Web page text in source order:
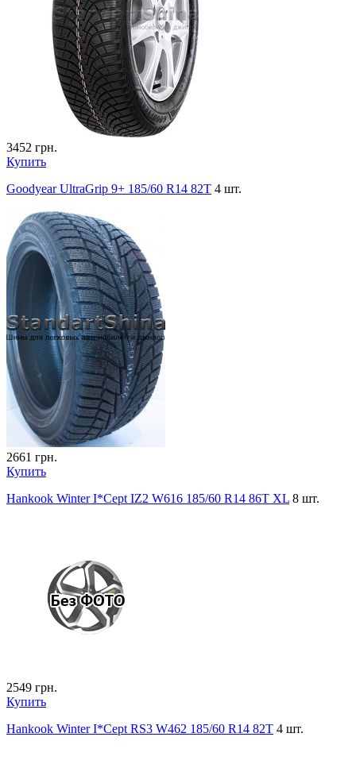
3452 грн.
Купить
Goodyear UltraGrip 9+ 185/60 R14 82T 4 шт.
2661 грн.
Купить
Hankook Winter I*Cept IZ2 W616 185/60 R14 86T XL 8 шт.
2549 грн.
Купить
Hankook Winter I*Cept RS3 W462 185/60 R14 82T 4 шт.